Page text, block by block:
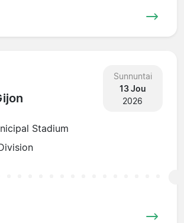
Sunnuntai
13 Jou
2026
Stadium